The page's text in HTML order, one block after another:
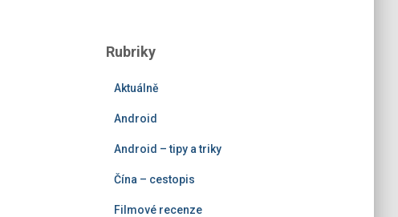
d
Rubriky
Aktuálně
Android
Android – tipy a triky
Čína – cestopis
Filmové recenze